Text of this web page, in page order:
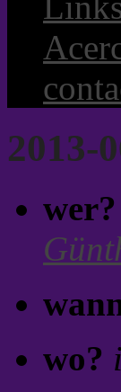
2013-
wer?
wo?